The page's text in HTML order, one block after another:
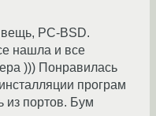
PC-BSD.
нашла и все
))) Понравилась
програм
из портов. Бум